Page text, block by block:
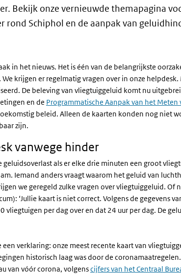
Bekijk onze vernieuwde themapagina
rond Schiphol en de aanpak van
in het nieuws. Het is één van de belangrijkste
krijgen er regelmatig vragen over in onze
De beleving van vliegtuiggeluid komt nu
en de Programmatische Aanpak van het Meten
beleid. Alleen de kaarten konden nog niet
zijn.
vanwege hinder
geluidsoverlast als er elke drie minuten een groot
Iemand anders vraagt waarom het geluid van
we geregeld zulke vragen over vliegtuiggeluid. Of
‘Jullie kaart is niet correct. Volgens de gegevens
vliegtuigen per dag over en dat 24 uur per dag. De
verklaring: onze meest recente kaart van
historisch laag was door de
van vóór corona, volgenscijfers van het Centraal